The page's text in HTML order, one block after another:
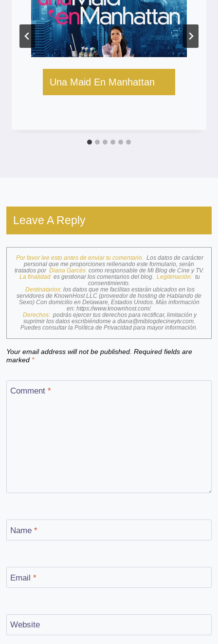
Una Maid En Manhattan
Leave A Reply
Por favor lee esto antes de enviar tu comentario.
Los datos de carácter
personal que me proporciones rellenando este formulario, serán
tratados por Diana Garcés como responsable de Mi Blog de Cine y TV.
La finalidad es gestionar los comentarios del blog. Legitimación: tu
consentimiento.
Destinatarios: los datos que me facilitas estarán ubicados en los
servidores de KnownHost LLC (proveedor de hosting de Hablando de
Sexo) Con domicilio en Delaware, Estados Unidos. Más información
en: https://www.knownhost.com/.
Derechos: podrás ejercer tus derechos para rectificar, limitación y
suprimir los datos escribiéndome a diana@miblogdecineytv.com.
Puedes consultar la Política de Privacidad para mayor información.
Your email address will not be published. Required fields are
marked *
Comment*
Name*
Email*
Website